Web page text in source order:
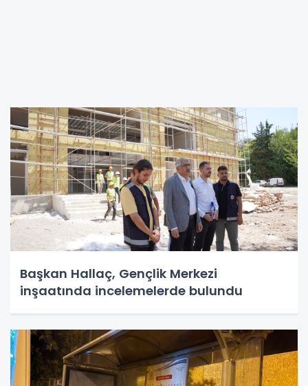
Başkan Hallaç, Gençlik Merkezi
inşaatında incelemelerde bulundu